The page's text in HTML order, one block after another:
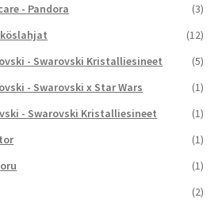
- Pandora
(3)
(12)
- Swarovski Kristalliesineet
(5)
- Swarovski x Star Wars
(1)
- Swarovski Kristalliesineet
(1)
(1)
(1)
(2)